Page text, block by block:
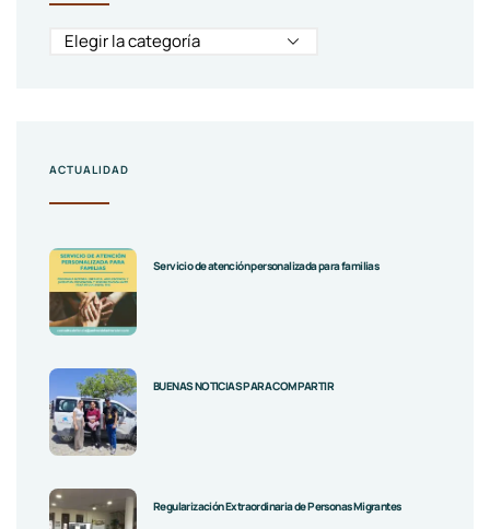
ACTUALIDAD
Servicio de atención personalizada para familias
BUENAS NOTICIAS PARA COMPARTIR
Regularización Extraordinaria de Personas Migrantes